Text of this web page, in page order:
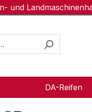
und
DA-Reifen